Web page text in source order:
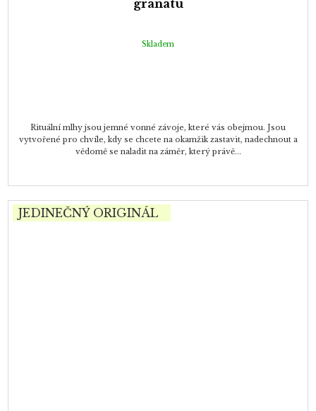
granátu
Skladem
Rituální mlhy jsou jemné vonné závoje, které vás obejmou. Jsou
vytvořené pro chvíle, kdy se chcete na okamžik zastavit, nadechnout a
vědomě se naladit na záměr, který právě...
JEDINEČNÝ ORIGINÁL